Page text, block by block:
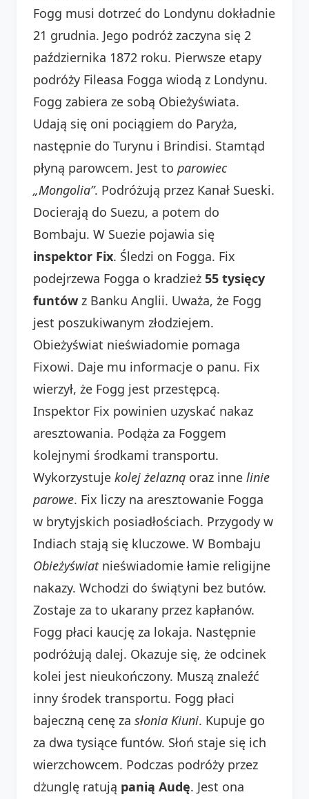
Fogg musi dotrzeć do Londynu dokładnie
21 grudnia. Jego podróż zaczyna się 2
października 1872 roku. Pierwsze etapy
podróży Fileasa Fogga wiodą z Londynu.
Fogg zabiera ze sobą Obieżyświata.
Udają się oni pociągiem do Paryża,
następnie do Turynu i Brindisi. Stamtąd
płyną parowcem. Jest to parowiec
„Mongolia”. Podróżują przez Kanał Sueski.
Docierają do Suezu, a potem do
Bombaju. W Suezie pojawia się
inspektor Fix. Śledzi on Fogga. Fix
podejrzewa Fogga o kradzież 55 tysięcy
funtów z Banku Anglii. Uważa, że Fogg
jest poszukiwanym złodziejem.
Obieżyświat nieświadomie pomaga
Fixowi. Daje mu informacje o panu. Fix
wierzył, że Fogg jest przestępcą.
Inspektor Fix powinien uzyskać nakaz
aresztowania. Podąża za Foggem
kolejnymi środkami transportu.
Wykorzystuje kolej żelazną oraz inne linie
parowe. Fix liczy na aresztowanie Fogga
w brytyjskich posiadłościach. Przygody w
Indiach stają się kluczowe. W Bombaju
Obieżyświatnieświadomie łamie religijne
nakazy. Wchodzi do świątyni bez butów.
Zostaje za to ukarany przez kapłanów.
Fogg płaci kaucję za lokaja. Następnie
podróżują dalej. Okazuje się, że odcinek
kolei jest nieukończony. Muszą znaleźć
inny środek transportu. Fogg płaci
bajeczną cenę za słonia Kiuni. Kupuje go
za dwa tysiące funtów. Słoń staje się ich
wierzchowcem. Podczas podróży przez
dżunglę ratują panią Audę. Jest ona